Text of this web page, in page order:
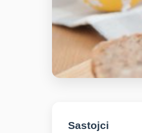
Sastojci